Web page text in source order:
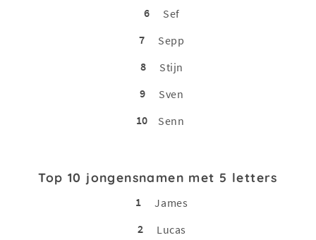
6
Sef
7
Sepp
8
Stijn
9
Sven
10
Senn
Top 10 jongensnamen met 5 letters
1
James
2
Lucas